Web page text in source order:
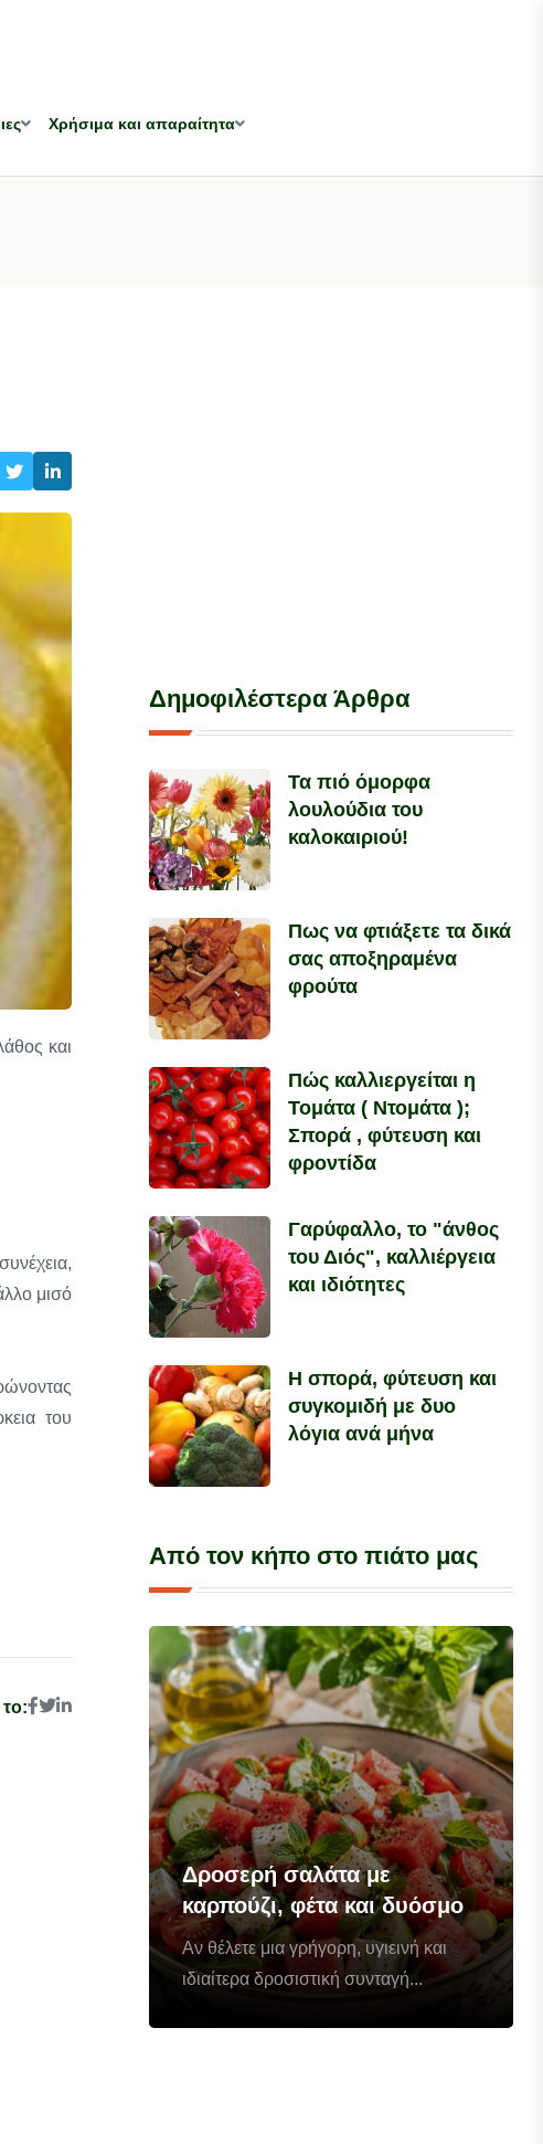
Χρήσιμα και απαραίτητα
και
μισό
του
το:
Δημοφιλέστερα Άρθρα
Τα πιό όμορφα
λουλούδια του
καλοκαιριού!
Πως να φτιάξετε τα δικά
σας αποξηραμένα
φρούτα
Πώς καλλιεργείται η
Τομάτα ( Ντομάτα );
Σπορά , φύτευση και
φροντίδα
Γαρύφαλλο, το "άνθος
του Διός", καλλιέργεια
και ιδιότητες
Η σπορά, φύτευση και
συγκομιδή με δυο
λόγια ανά μήνα
Από τον κήπο στο πιάτο μας
Δροσερή σαλάτα με
καρπούζι, φέτα και δυόσμο
Αν θέλετε μια γρήγορη, υγιεινή και
ιδιαίτερα δροσιστική συνταγή...